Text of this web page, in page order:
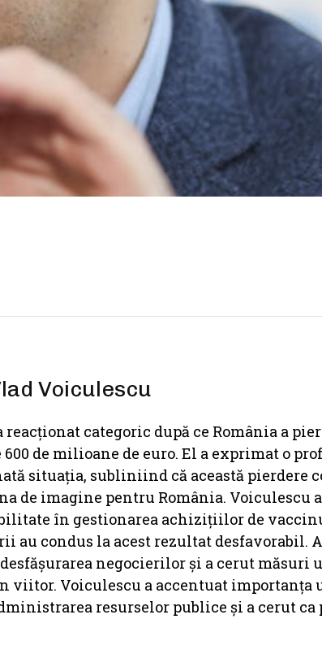
Voiculescu
reacționat categoric după ce România a
600 de milioane de euro. El a exprimat o
situația, subliniind că această pierdere
de imagine pentru România.
în gestionarea achizițiilor de
au condus la acest rezultat desfavorabil.
negocierilor și a cerut măsuri
viitor. Voiculescu a accentuat importanța
resurselor publice și a cerut ca